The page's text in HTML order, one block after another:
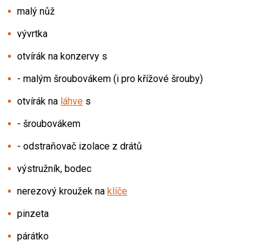
malý nůž
vývrtka
otvírák na konzervy s
- malým šroubovákem (i pro křížové šrouby)
otvírák na láhve s
- šroubovákem
- odstraňovač izolace z drátů
výstružník, bodec
nerezový kroužek na klíče
pinzeta
párátko